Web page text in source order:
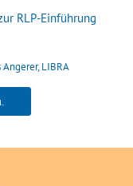
RLP-Einführung
Angerer, LIBRA